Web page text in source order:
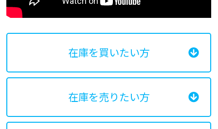
在庫を買いたい方
在庫を売りたい方